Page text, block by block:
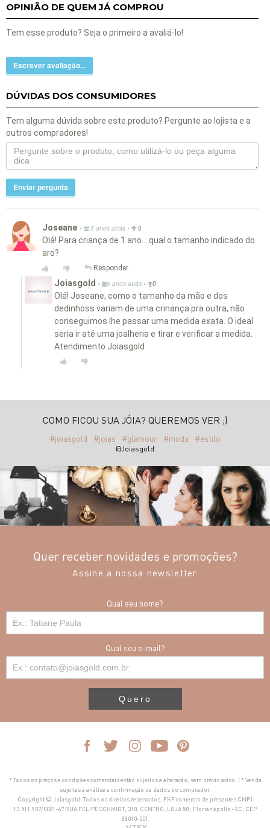
OPINIÃO DE QUEM JÁ COMPROU
Tem esse produto? Seja o primeiro a avaliá-lo!
Escrever avaliação...
DÚVIDAS DOS CONSUMIDORES
Tem alguma dúvida sobre este produto? Pergunte ao lojista e a
outros compradores!
Enviar pergunta
Joseane • 5 anos atrás • 0
Olá! Para criança de 1 ano... qual o tamanho indicado do
aro?
Responder
Joiasgold • 5 anos atrás • 0
Olá! Joseane, como o tamanho da mão e dos
dedinhoss variam de uma crinança pra outra, não
conseguimos lhe passar uma medida exata. O ideal
seria ir até uma joalheria e tirar e verificar a medida.
Atendimento Joiasgold
COMO FICOU SUA JÓIA? QUEREMOS VER ;)
#joiasgold #joias #glamour #moda #estilo
@Joiasgold
Quer receber novidades e promoções?
Assine a nossa newsletter
Qual seu nome?
Qual seu e-mail?
Quero
* Todos os preços e condições comerciais estão sujeitos a alteração, sem prévio aviso. | * Venda
sujeitas à análise e confirmação de dados do comprador.
Copyright © Joiasgold. Todos os direitos reservados. FKF comercio de presentes CNPJ
13.511.907/0001-67 RUA FELIPE SCHMIDT, 390, CENTRO, LOJA 50 , Florianópolis - SC, CEP
88010-001